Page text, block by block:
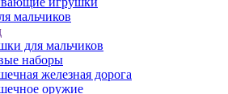
мальчиков
для мальчиков
наборы
железная дорога
оружие